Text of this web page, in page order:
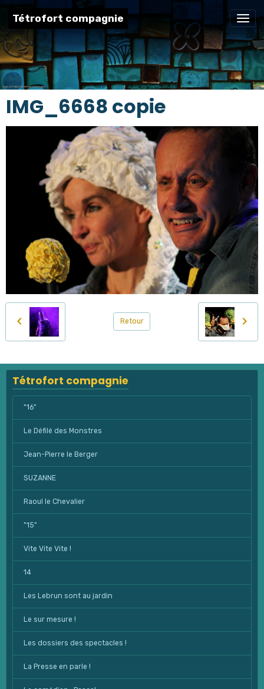
Tétrofort compagnie
IMG_6668 copie
Retour
Tétrofort compagnie
"16"
Le Défilé des Monstres
Jean-Pierre le Berger
SUZANNE
Raoul le Chevalier
"15"
Vite Vite Vite !
14
Les Lebrun sont au jardin
Le sur mesure !
Les dossiers des spectacles !
La Presse en parle !